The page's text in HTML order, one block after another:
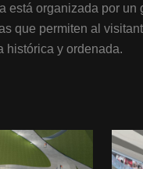
está organizada por un
que permiten al
histórica y ordenada.